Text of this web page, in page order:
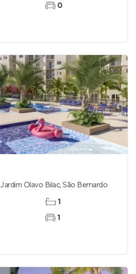
0
Jardim Olavo Bilac,São Bernardo
1
1